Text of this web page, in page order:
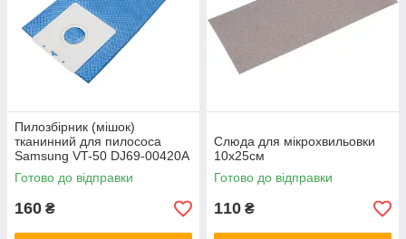
Основание клавиш управления
Вентилятори
Болты крепления
Пилозбірник (мішок)
тканинний для пилососа
Samsung VT-50 DJ69-00420A
DJ69-00420B
Готово до відправки
160 ₴
Слюда для мікрохвильовки
10х25см
Готово до відправки
110 ₴